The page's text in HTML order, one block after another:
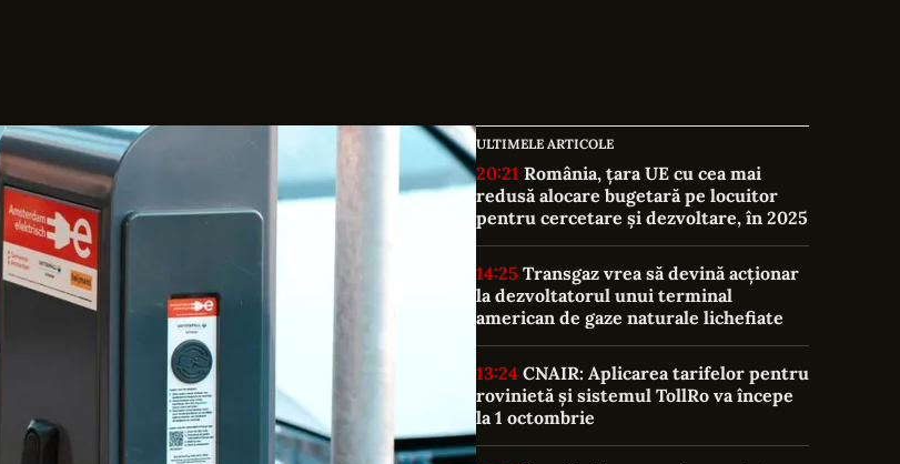
ULTIMELE ARTICOLE
20:21
redusă alocare bugetară pe locuitor
pentru cercetare și dezvoltare, în 2025
14:25
la dezvoltatorul unui terminal
american de gaze naturale lichefiate
13:24
rovinietă și sistemul TollRo va începe
la 1 octombrie